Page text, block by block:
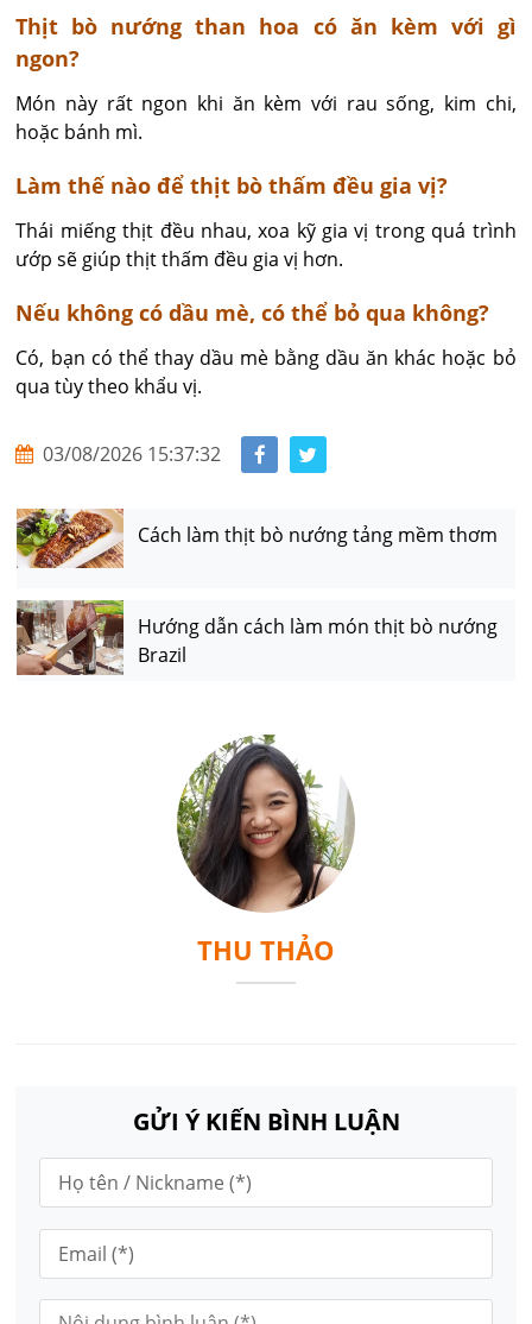
Thịt bò nướng than hoa có ăn kèm với gì
ngon?
Món này rất ngon khi ăn kèm với rau sống, kim chi,
hoặc bánh mì.
Làm thế nào để thịt bò thấm đều gia vị?
Thái miếng thịt đều nhau, xoa kỹ gia vị trong quá trình
ướp sẽ giúp thịt thấm đều gia vị hơn.
Nếu không có dầu mè, có thể bỏ qua không?
Có, bạn có thể thay dầu mè bằng dầu ăn khác hoặc bỏ
qua tùy theo khẩu vị.
03/08/2026 15:37:32
Cách làm thịt bò nướng tảng mềm thơm
Hướng dẫn cách làm món thịt bò nướng
Brazil
THU THẢO
GỬI Ý KIẾN BÌNH LUẬN